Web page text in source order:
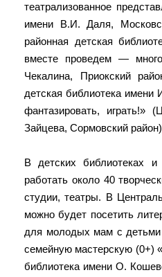
театрализованное
имени В.И. Даля,
районная детская
вместе проведем —
Чекалина, Приокский
детская библиотека имени
фантазировать, играть!»
Зайцева, Сормовский
В детских библиотеках
работать около 40
студии, театры. В
можно будет посетить
для молодых мам с детьми
семейную мастерскую (0+)
библиотека имени О.